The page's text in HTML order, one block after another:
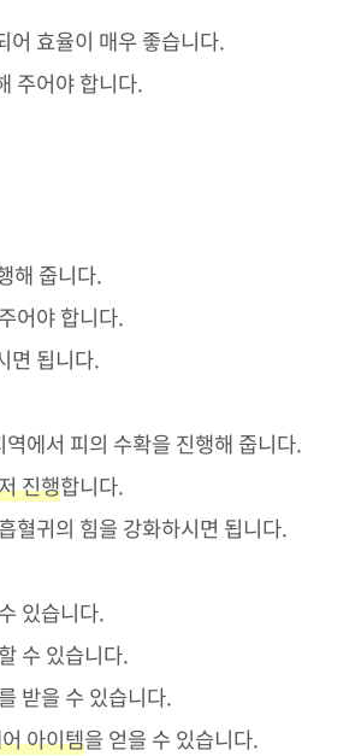
어 효율이 매우 좋습니다.
주어야 합니다.
해 줍니다.
어야 합니다.
면 됩니다.
에서 피의 수확을 진행해 줍니다.
진행합니다.
혈귀의 힘을 강화하시면 됩니다.
있습니다.
수 있습니다.
받을 수 있습니다.
아이템을 얻을 수 있습니다.